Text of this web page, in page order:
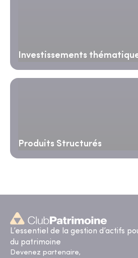
Investissements
Produits Structurés
L’essentiel de la gestion d’actifs
du patrimoine
Devenez partenaire,